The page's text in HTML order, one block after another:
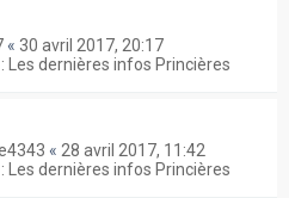
« 30 avril 2017, 20:17
Les dernières infos Princières
« 28 avril 2017, 11:42
Les dernières infos Princières